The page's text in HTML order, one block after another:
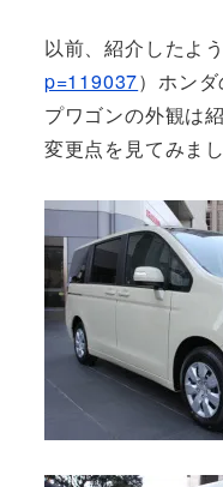
以前、紹介したよ
p=119037）ホン
プワゴンの外観は
変更点を見てみまし